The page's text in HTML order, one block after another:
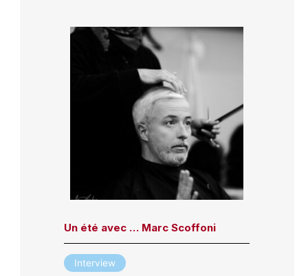
Un été avec … Marc Scoffoni
Interview